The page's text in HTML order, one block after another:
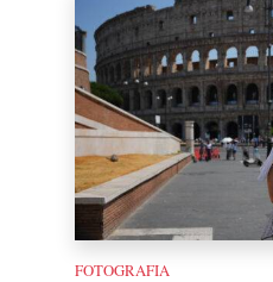
FOTOGRAFIA